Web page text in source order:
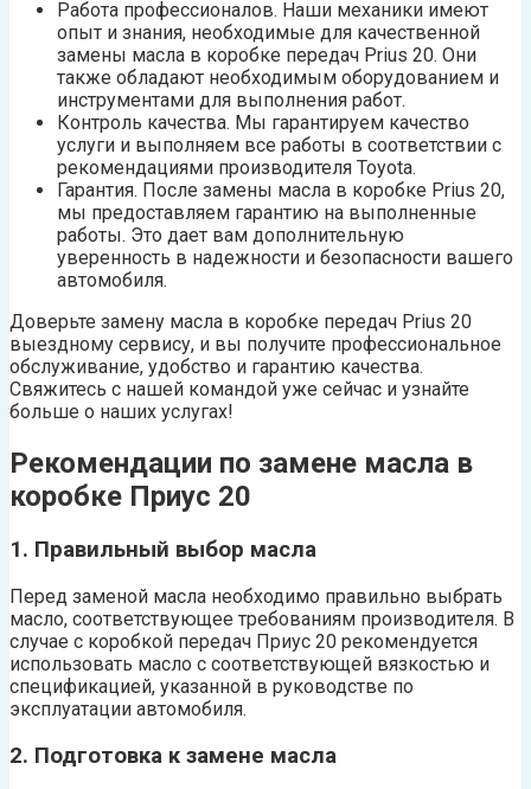
Работа профессионалов. Наши механики имеют
опыт и знания, необходимые для качественной
замены масла в коробке передач Prius 20. Они
также обладают необходимым оборудованием и
инструментами для выполнения работ.
Контроль качества. Мы гарантируем качество
услуги и выполняем все работы в соответствии с
рекомендациями производителя Toyota.
Гарантия. После замены масла в коробке Prius 20,
мы предоставляем гарантию на выполненные
работы. Это дает вам дополнительную
уверенность в надежности и безопасности вашего
автомобиля.
Доверьте замену масла в коробке передач Prius 20
выездному сервису, и вы получите профессиональное
обслуживание, удобство и гарантию качества.
Свяжитесь с нашей командой уже сейчас и узнайте
больше о наших услугах!
Рекомендации по замене масла в
коробке Приус 20
1. Правильный выбор масла
Перед заменой масла необходимо правильно выбрать
масло, соответствующее требованиям производителя. В
случае с коробкой передач Приус 20 рекомендуется
использовать масло с соответствующей вязкостью и
спецификацией, указанной в руководстве по
эксплуатации автомобиля.
2. Подготовка к замене масла